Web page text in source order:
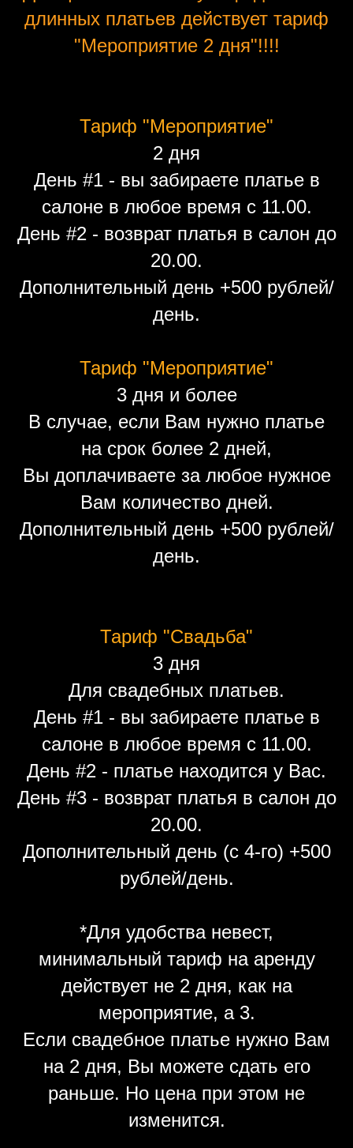
длинных платьев действует тариф
"Мероприятие 2 дня"!!!!
Тариф "Мероприятие"
2 дня
День #1 - вы забираете платье в
салоне в любое время с 11.00.
День #2 - возврат платья в салон до
20.00.
Дополнительный день +500 рублей/
день.
Тариф "Мероприятие"
3 дня и более
В случае, если Вам нужно платье
на срок более 2 дней,
Вы доплачиваете за любое нужное
Вам количество дней.
Дополнительный день +500 рублей/
день.
Тариф "Свадьба"
3 дня
Для свадебных платьев.
День #1 - вы забираете платье в
салоне в любое время с 11.00.
День #2 - платье находится у Вас.
День #3 - возврат платья в салон до
20.00.
Дополнительный день (с 4-го) +500
рублей/день.
*Для удобства невест,
минимальный тариф на аренду
действует не 2 дня, как на
мероприятие, а 3.
Если свадебное платье нужно Вам
на 2 дня, Вы можете сдать его
раньше. Но цена при этом не
изменится.